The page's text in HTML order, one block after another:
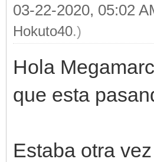
03-22-2020, 05:02
Hokuto40.)
Hola
que esta
Estaba otra